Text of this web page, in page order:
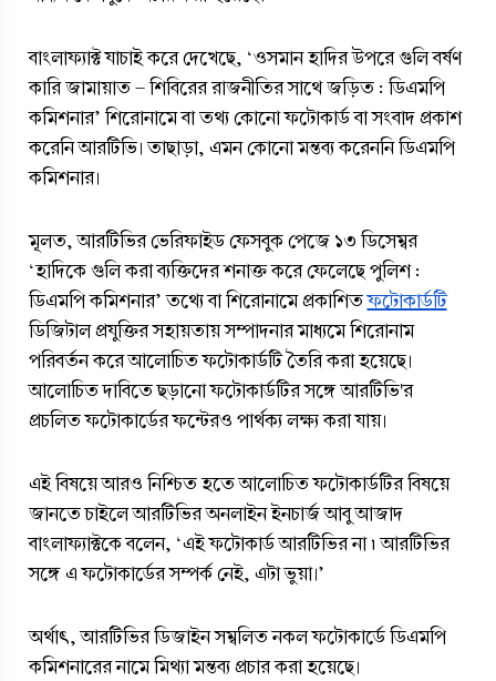
বাংলাফ্যাক্ট যাচাই করে দেখেছে, ‘ওসমান হাদির উপরে গুলি বর্ষণ
কারি জামায়াত - শিবিরের রাজনীতির সাথে জড়িত : ডিএমপি
কমিশনার’ শিরোনামে বা তথ্য কোনো ফটোকার্ড বা সংবাদ প্রকাশ
করেনি আরটিভি। তাছাড়া, এমন কোনো মন্তব্য করেননি ডিএমপি
কমিশনার।
মূলত, আরটিভির ভেরিফাইড ফেসবুক পেজে ১৩ ডিসেম্বর
‘হাদিকে গুলি করা ব্যক্তিদের শনাক্ত করে ফেলেছে পুলিশ :
ডিএমপি কমিশনার’ তথ্যে বা শিরোনামে প্রকাশিত ফটোকার্ডটি
ডিজিটাল প্রযুক্তির সহায়তায় সম্পাদনার মাধ্যমে শিরোনাম
পরিবর্তন করে আলোচিত ফটোকার্ডটি তৈরি করা হয়েছে।
আলোচিত দাবিতে ছড়ানো ফটোকার্ডটির সঙ্গে আরটিভি'র
প্রচলিত ফটোকার্ডের ফন্টেরও পার্থক্য লক্ষ্য করা যায়।
এই বিষয়ে আরও নিশ্চিত হতে আলোচিত ফটোকার্ডটির বিষয়ে
জানতে চাইলে আরটিভির অনলাইন ইনচার্জ আবু আজাদ
বাংলাফ্যাক্টকে বলেন, ‘এই ফটোকার্ড আরটিভির না ৷ আরটিভির
সঙ্গে এ ফটোকার্ডের সম্পর্ক নেই, এটা ভুয়া।’
অর্থাৎ, আরটিভির ডিজাইন সম্বলিত নকল ফটোকার্ডে ডিএমপি
কমিশনারের নামে মিথ্যা মন্তব্য প্রচার করা হয়েছে।